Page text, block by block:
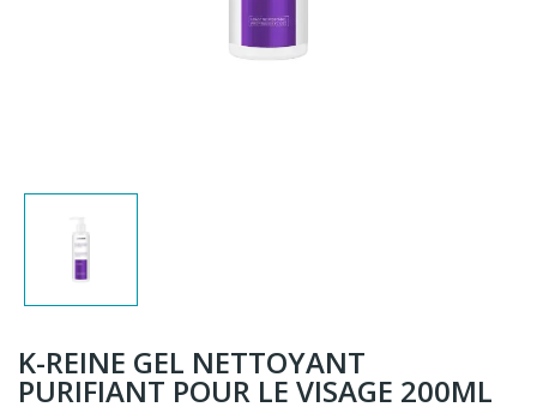
K-REINE GEL NETTOYANT
PURIFIANT POUR LE VISAGE 200ML